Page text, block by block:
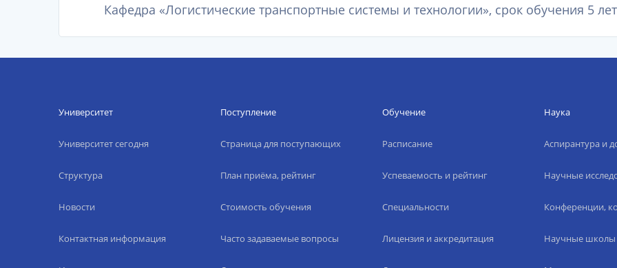
Кафедра «Логистические транспортные системы и технологии», срок обучения 5 лет
Университет
Университет сегодня
Структура
Новости
Контактная информация
Поступление
Страница для поступающих
План приёма, рейтинг
Стоимость обучения
Часто задаваемые вопросы
Обучение
Расписание
Успеваемость и рейтинг
Специальности
Лицензия и аккредитация
Наука
Аспирантура и
Научные
Конференции,
Научные школы